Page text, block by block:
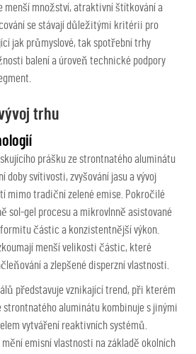
menší množství, atraktivní štítkování a
se stávají důležitými kritérii pro
jak průmyslové, tak spotřební trhy
balení a úroveň technické podpory
trhu
prášku ze strontnatého aluminátu
doby svítivosti, zvyšování jasu a vývoj
mimo tradiční zelené emise. Pokročilé
sol-gel procesu a mikrovlnně asistované
částic a konzistentnější výkon.
menší velikosti částic, které
a zlepšené disperzní vlastnosti.
představuje vznikající trend, při kterém
aluminátu kombinuje s jinými
vytváření reaktivních systémů.
emisní vlastnosti na základě okolních